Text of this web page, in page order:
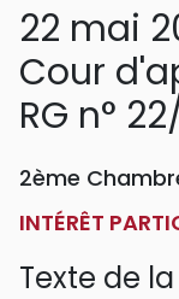
22 mai
Cour
RG n°
2ème
INTÉRÊT
Texte de la